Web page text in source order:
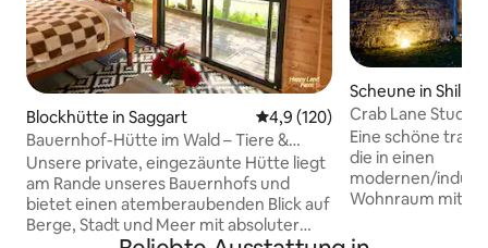
Blockhütte in Saggart Durchschnittliche Bewertung:
4,9 (120)
Bauernhof-Hütte im Wald – Tiere &
Natur
Unsere private, eingezäunte Hütte liegt
am Rande unseres Bauernhofs und
bietet einen atemberaubenden Blick auf
Berge, Stadt und Meer mit absoluter
Scheune in
Crab Lane Studios
Eine schöne
die in einen
modernen/
Wohnraum mit
den idyllischen